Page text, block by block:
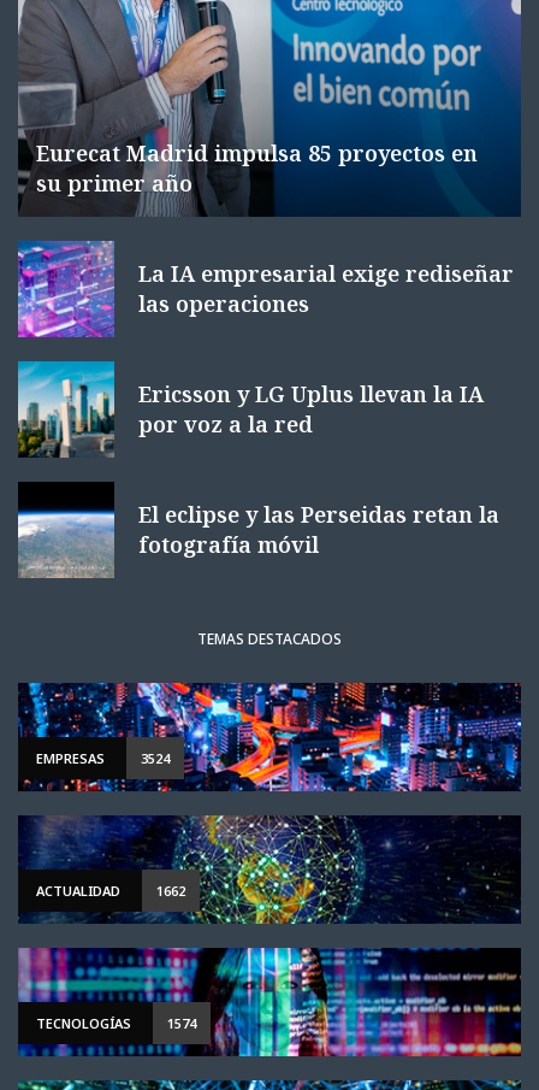
Eurecat Madrid impulsa 85 proyectos en
su primer año
La IA empresarial exige rediseñar
las operaciones
Ericsson y LG Uplus llevan la IA
por voz a la red
El eclipse y las Perseidas retan la
fotografía móvil
TEMAS DESTACADOS
EMPRESAS 3524
ACTUALIDAD 1662
TECNOLOGÍAS 1574